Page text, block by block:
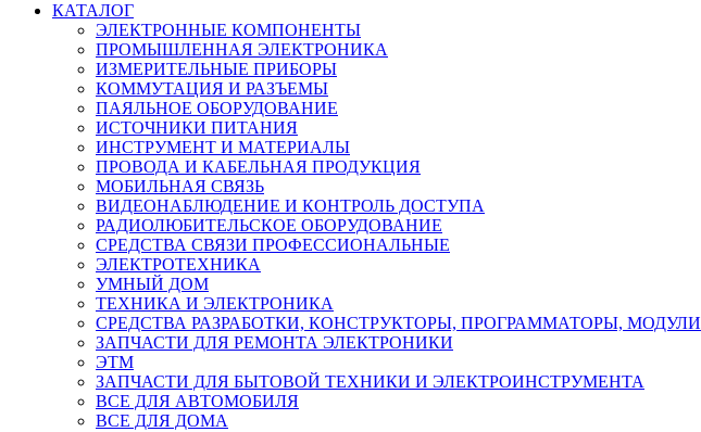
КАТАЛОГ
ЭЛЕКТРОННЫЕ КОМПОНЕНТЫ
ПРОМЫШЛЕННАЯ ЭЛЕКТРОНИКА
ИЗМЕРИТЕЛЬНЫЕ ПРИБОРЫ
КОММУТАЦИЯ И РАЗЪЕМЫ
ПАЯЛЬНОЕ ОБОРУДОВАНИЕ
ИСТОЧНИКИ ПИТАНИЯ
ИНСТРУМЕНТ И МАТЕРИАЛЫ
ПРОВОДА И КАБЕЛЬНАЯ ПРОДУКЦИЯ
МОБИЛЬНАЯ СВЯЗЬ
ВИДЕОНАБЛЮДЕНИЕ И КОНТРОЛЬ ДОСТУПА
РАДИОЛЮБИТЕЛЬСКОЕ ОБОРУДОВАНИЕ
СРЕДСТВА СВЯЗИ ПРОФЕССИОНАЛЬНЫЕ
ЭЛЕКТРОТЕХНИКА
УМНЫЙ ДОМ
ТЕХНИКА И ЭЛЕКТРОНИКА
СРЕДСТВА РАЗРАБОТКИ, КОНСТРУКТОРЫ, ПРОГРАММАТОРЫ, МОДУЛИ
ЗАПЧАСТИ ДЛЯ РЕМОНТА ЭЛЕКТРОНИКИ
ЭТМ
ЗАПЧАСТИ ДЛЯ БЫТОВОЙ ТЕХНИКИ И ЭЛЕКТРОИНСТРУМЕНТА
ВСЕ ДЛЯ АВТОМОБИЛЯ
ВСЕ ДЛЯ ДОМА